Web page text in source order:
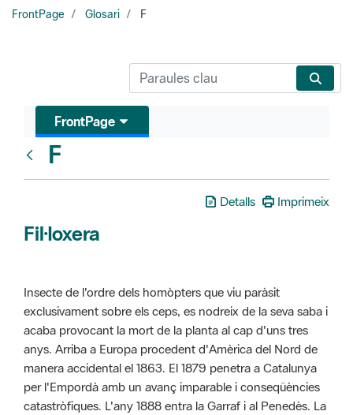
FrontPage Glosari F
FrontPage
F
Detalls Imprimeix
Fil·loxera
Insecte de l'ordre dels homòpters que viu paràsit
exclusivament sobre els ceps, es nodreix de la seva saba i
acaba provocant la mort de la planta al cap d'uns tres
anys. Arriba a Europa procedent d'Amèrica del Nord de
manera accidental el 1863. El 1879 penetra a Catalunya
per l'Empordà amb un avanç imparable i conseqüències
catastròfiques. L'any 1888 entra la Garraf i al Penedès. La